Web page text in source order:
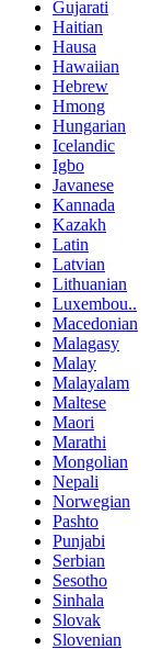
Gujarati
Haitian
Hausa
Hawaiian
Hebrew
Hmong
Hungarian
Icelandic
Igbo
Javanese
Kannada
Kazakh
Latin
Latvian
Lithuanian
Luxembou..
Macedonian
Malagasy
Malay
Malayalam
Maltese
Maori
Marathi
Mongolian
Nepali
Norwegian
Pashto
Punjabi
Serbian
Sesotho
Sinhala
Slovak
Slovenian